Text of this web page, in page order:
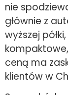
nie
głównie z
wyższej
ceną ma
klientów w